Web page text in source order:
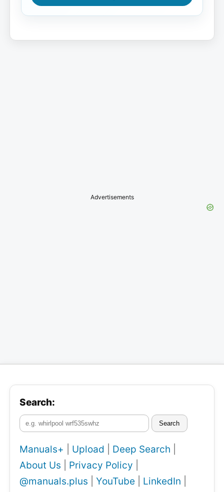
Advertisements
Search:
Search
Manuals+ Upload Deep Search
About Us
Privacy Policy
@manuals.plus
YouTube LinkedIn